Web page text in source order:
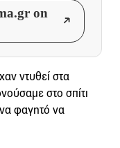
on
ντυθεί στα
στο σπίτι
φαγητό να